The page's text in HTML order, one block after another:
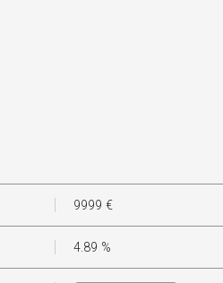
9999 €
4.89 %